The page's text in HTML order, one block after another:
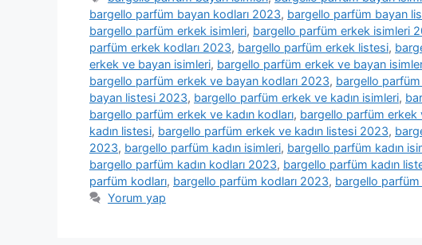
bargello parfüm bayan kodları 2023, bargello parfüm bayan
bargello parfüm erkek isimleri, bargello parfüm erkek isimleri
parfüm erkek kodları 2023, bargello parfüm erkek listesi,
erkek ve bayan isimleri, bargello parfüm erkek ve bayan
bargello parfüm erkek ve bayan kodları 2023, bargello
bayan listesi 2023, bargello parfüm erkek ve kadın isimleri,
bargello parfüm erkek ve kadın kodları, bargello parfüm erkek
kadın listesi, bargello parfüm erkek ve kadın listesi 2023,
2023, bargello parfüm kadın isimleri, bargello parfüm kadın
bargello parfüm kadın kodları 2023, bargello parfüm kadın
parfüm kodları, bargello parfüm kodları 2023, bargello
Yorum yap